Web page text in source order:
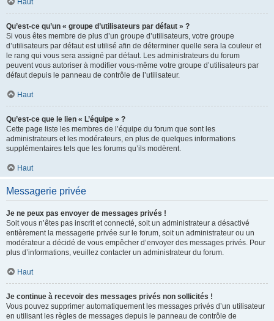
Haut
Qu’est-ce qu’un « groupe d’utilisateurs par défaut » ?
Si vous êtes membre de plus d’un groupe d’utilisateurs, votre groupe
d’utilisateurs par défaut est utilisé afin de déterminer quelle sera la couleur et
le rang qui vous sera assigné par défaut. Les administrateurs du forum
peuvent vous autoriser à modifier vous-même votre groupe d’utilisateurs par
défaut depuis le panneau de contrôle de l’utilisateur.
Haut
Qu’est-ce que le lien « L’équipe » ?
Cette page liste les membres de l’équipe du forum que sont les
administrateurs et les modérateurs, en plus de quelques informations
supplémentaires tels que les forums qu’ils modèrent.
Haut
Messagerie privée
Je ne peux pas envoyer de messages privés !
Soit vous n’êtes pas inscrit et connecté, soit un administrateur a désactivé
entièrement la messagerie privée sur le forum, soit un administrateur ou un
modérateur a décidé de vous empêcher d’envoyer des messages privés. Pour
plus d’informations, veuillez contacter un administrateur du forum.
Haut
Je continue à recevoir des messages privés non sollicités !
Vous pouvez supprimer automatiquement les messages privés d’un utilisateur
en utilisant les règles de messages depuis le panneau de contrôle de